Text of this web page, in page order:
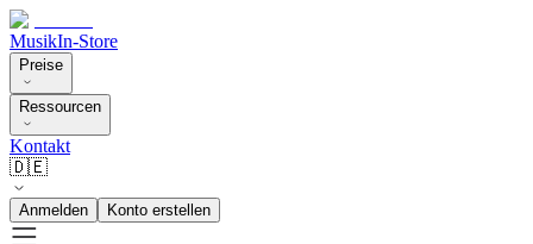
MusikIn-Store
Preise
Ressourcen
Kontakt
🇩🇪
Anmelden Konto erstellen